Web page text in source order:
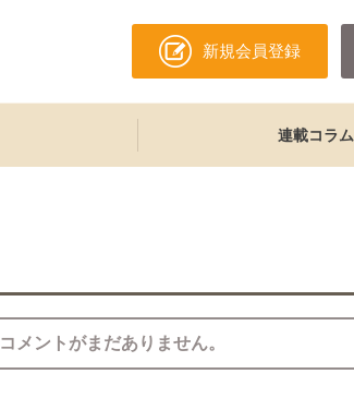
新規会員登録
連載コラム
コメントがまだありません。